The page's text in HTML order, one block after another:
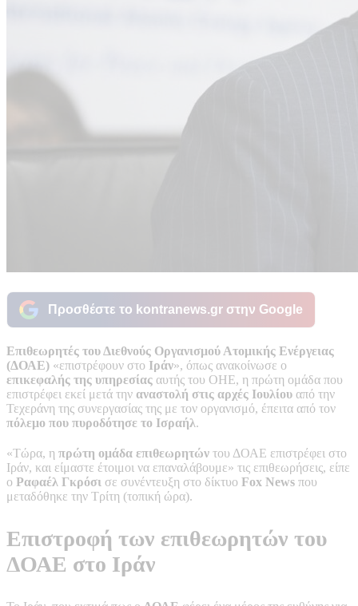
Προσθέστε το kontranews.gr στην Google
Επιθεωρητές του Διεθνούς Οργανισμού Ατομικής Ενέργειας
(ΔΟΑΕ) «επιστρέφουν στο Ιράν», όπως ανακοίνωσε ο
επικεφαλής της υπηρεσίας αυτής του ΟΗΕ, η πρώτη ομάδα που
επιστρέφει εκεί μετά την αναστολή στις αρχές Ιουλίου από την
Τεχεράνη της συνεργασίας της με τον οργανισμό, έπειτα από τον
πόλεμο που πυροδότησε το Ισραήλ.
«Τώρα, η πρώτη ομάδα επιθεωρητών του ΔΟΑΕ επιστρέφει στο
Ιράν, και είμαστε έτοιμοι να επαναλάβουμε» τις επιθεωρήσεις, είπε
ο Ραφαέλ Γκρόσι σε συνέντευξη στο δίκτυο Fox News που
μεταδόθηκε την Τρίτη (τοπική ώρα).
Επιστροφή των επιθεωρητών του
ΔΟΑΕ στο Ιράν